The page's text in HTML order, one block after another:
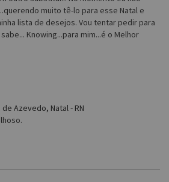
muito tê-lo para esse Natal e
lista de desejos. Vou tentar pedir para
Knowing...para mim...é o Melhor
Azevedo, Natal - RN